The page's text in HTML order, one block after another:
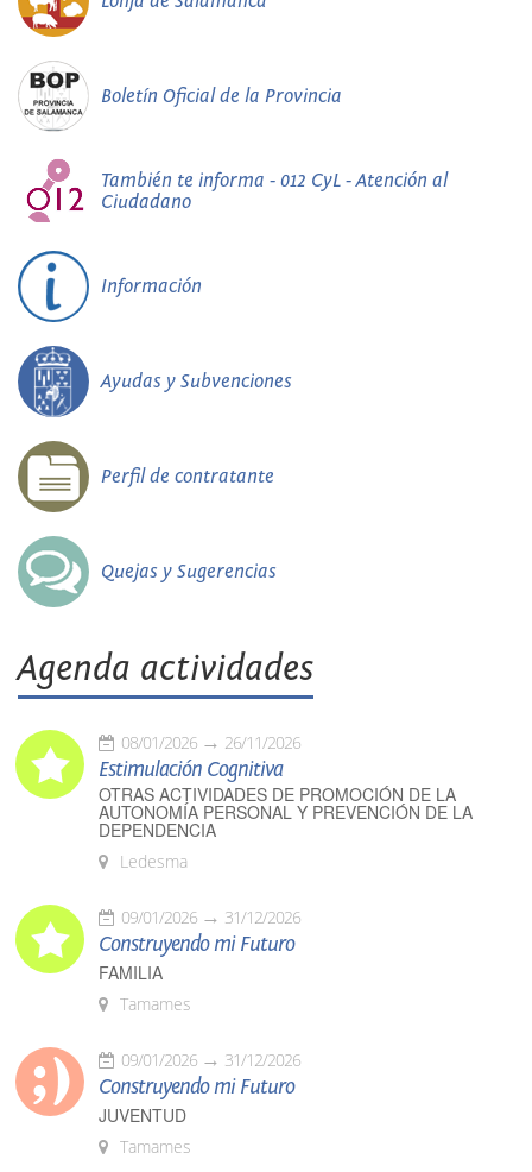
Boletín Oficial de la Provincia
También te informa - 012 CyL - Atención al
Ciudadano
Información
Ayudas y Subvenciones
Perfil de contratante
Quejas y Sugerencias
Agenda actividades
08/01/2026 26/11/2026
Estimulación Cognitiva
OTRAS ACTIVIDADES DE PROMOCIÓN DE LA
AUTONOMÍA PERSONAL Y PREVENCIÓN DE LA
DEPENDENCIA
Ledesma
09/01/2026 31/12/2026
Construyendo mi Futuro
FAMILIA
Tamames
09/01/2026 31/12/2026
Construyendo mi Futuro
JUVENTUD
Tamames